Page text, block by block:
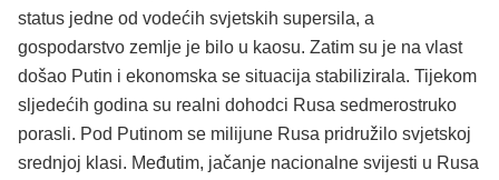
status jedne od vodećih svjetskih supersila, a
gospodarstvo zemlje je bilo u kaosu. Zatim su je na vlast
došao Putin i ekonomska se situacija stabilizirala. Tijekom
sljedećih godina su realni dohodci Rusa sedmerostruko
porasli. Pod Putinom se milijune Rusa pridružilo svjetskoj
srednjoj klasi. Međutim, jačanje nacionalne svijesti u Rusa